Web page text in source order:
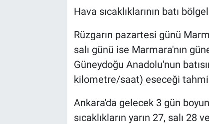
Hava sıcaklıklarının batı
Rüzgarın pazartesi günü
salı günü ise Marmara'nın
Güneydoğu Anadolu'nun
kilometre/saat) eseceği
Ankara'da gelecek 3 gün
sıcaklıkların yarın 27, salı